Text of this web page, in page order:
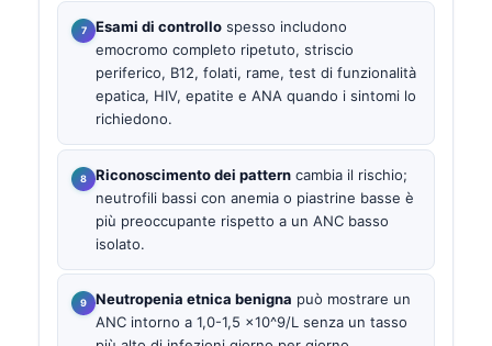
Esami di controllo spesso includono
emocromo completo ripetuto, striscio
periferico, B12, folati, rame, test di funzionalità
epatica, HIV, epatite e ANA quando i sintomi lo
richiedono.
Riconoscimento dei pattern cambia il rischio;
neutrofili bassi con anemia o piastrine basse è
più preoccupante rispetto a un ANC basso
isolato.
Neutropenia etnica benigna può mostrare un
ANC intorno a 1,0-1,5 ×10^9/L senza un tasso